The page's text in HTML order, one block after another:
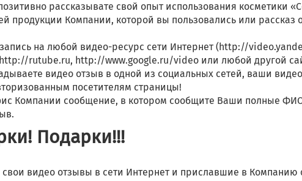
рассказывате свой опыт использования косметики
продукции Компании, которой вы пользовались или рассказ
на любой видео-ресурс сети Интернет (http://
rutube.ru, http://www.google.ru/video или любой другой
видео отзыв в одной из социальных сетей, ваши
посетителям страницы!
Компании сообщение, в котором сообщите Ваши полные ФИО
Подарки!!!
видео отзывы в сети Интернет и приславшие в Компанию